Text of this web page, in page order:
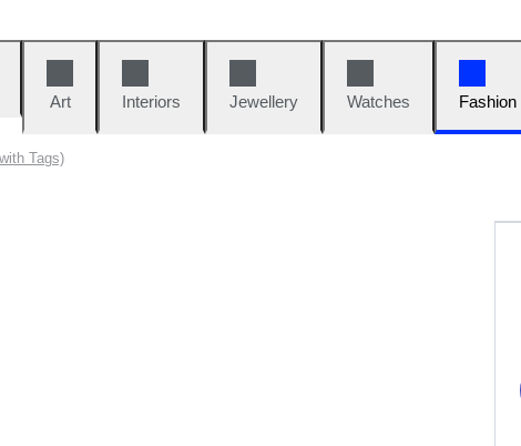
Art
Interiors Jewellery Watches Fashion
Tags)